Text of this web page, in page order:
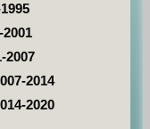
2007
2014
2020